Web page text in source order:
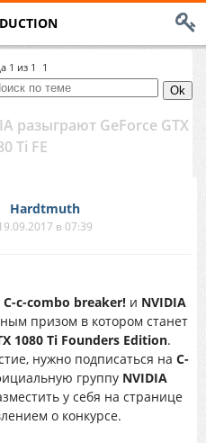
1 из 1 1
разыграют GeForce GTX
Ti FE
Hardtmuth
в 07:39
C-c-combo breaker! и NVIDIA
призом в котором станет
1080 Ti Founders Edition.
нужно подписаться на C-
группу NVIDIA
у себя на странице
о конкурсе.